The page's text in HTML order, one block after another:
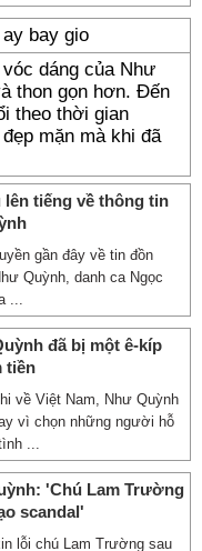
dáng của Như
thon gọn hơn. Đến
theo thời gian
mặn mà khi đã
lên tiếng về thông tin
gần đây về tin đồn
Quỳnh, danh ca Ngọc
...
đã bị một ê-kíp
tiền
về Việt Nam, Như Quỳnh
vì chọn những người hỗ
...
'Chú Lam Trường
scandal'
lỗi chú Lam Trường sau